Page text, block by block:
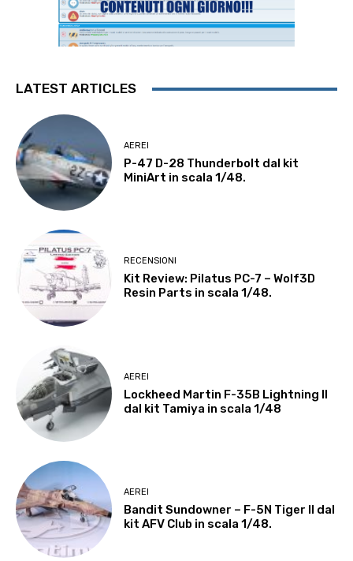
LATEST ARTICLES
AEREI
P-47 D-28 Thunderbolt dal kit
MiniArt in scala 1/48.
RECENSIONI
Kit Review: Pilatus PC-7 – Wolf3D
Resin Parts in scala 1/48.
AEREI
Lockheed Martin F-35B Lightning II
dal kit Tamiya in scala 1/48
AEREI
Bandit Sundowner – F-5N Tiger II dal
kit AFV Club in scala 1/48.